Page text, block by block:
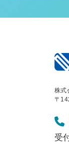
株式
〒
受